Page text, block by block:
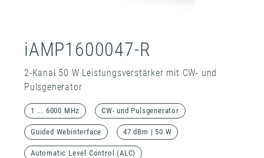
iAMP1600047-R
2-Kanal 50 W Leistungsverstärker mit CW- und
Pulsgenerator
1 ... 6000 MHz CW- und Pulsgenerator
Guided Webinterface 47 dBm | 50 W
Automatic Level Control (ALC)